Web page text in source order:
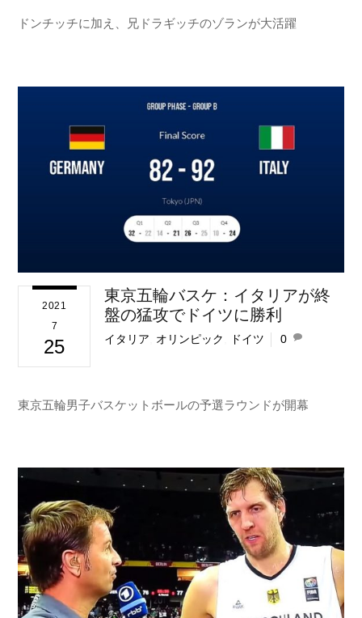
ドンチッチに加え、兄ドラギッチのゾランが大活躍
2021
7
25
東京五輪バスケ：イタリアが終
盤の猛攻でドイツに勝利
イタリア オリンピック ドイツ 0
東京五輪男子バスケットボールの予選ラウンドが開幕